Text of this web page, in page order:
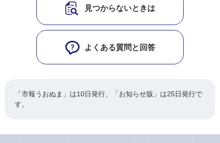
見つからないときは
よくある質問と回答
「市報うおぬま」は10日発行、「お知らせ版」は25日発行で
す。